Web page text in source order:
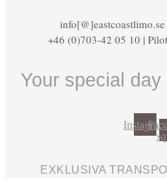
+46 (0)703-42 05 10 |
Your special
Instagram
EXKLUSIVA